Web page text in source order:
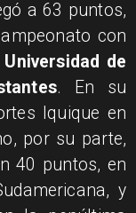
a 63 puntos,
con
de
. En su
Iquique en
por su parte,
40 puntos, en
y